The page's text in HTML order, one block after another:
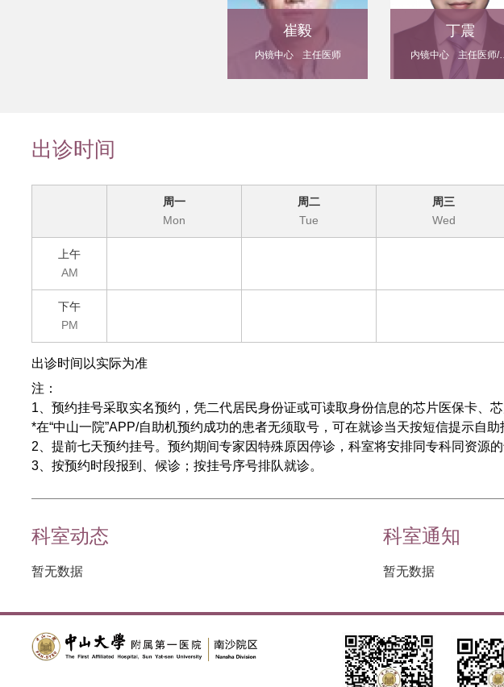
崔毅
内镜中心 主任医师
丁震
内镜中心 主任
出诊时间
周一
Mon
周二
Tue
周三
Wed
上午
AM
下午
PM
出诊时间以实际为准
注：
1、预约挂号采取实名预约，凭二代居民身份证或可读取身份信息的芯片医保卡、
*在“中山一院”APP/自助机预约成功的患者无须取号，可在就诊当天按短信提示自助
2、提前七天预约挂号。预约期间专家因特殊原因停诊，科室将安排同专科同资源的
3、按预约时段报到、候诊；按挂号序号排队就诊。
科室动态
暂无数据
科室通知
暂无数据